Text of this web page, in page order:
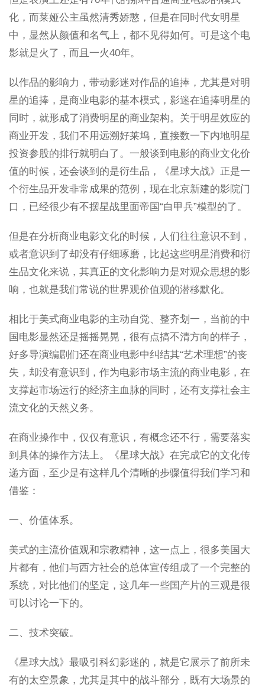
化，而莱娅公主虽然清秀娇憨，但是在同时代女明星
中，显然从颜值和名气上，都不见得如何。可是这个电
影就是火了，而且一火40年。
以作品的影响力，带动影迷对作品的追捧，尤其是对明
星的追捧，是商业电影的基本模式，影迷在追捧明星的
同时，就形成了消费明星的商业架构。关于明星效应的
商业开发，我们不用远溯好莱坞，直接数一下内地明星
投资参股的排行就明白了。一般谈到电影的商业文化价
值的时候，还会谈到的是衍生品，《星球大战》正是一
个衍生品开发非常成果的范例，现在北京新建的影院门
口，已经很少有不摆星战里面帝国“白甲兵”模型的了。
但是在分析商业电影文化的时候，人们往往意识不到，
或者意识到了却没有仔细琢磨，比起这些明星消费和衍
生品文化来说，其真正的文化影响力是对观众思想的影
响，也就是我们常说的世界观价值观的潜移默化。
相比于美式商业电影的主动自觉、整齐划一，当前的中
国电影显然还是摇摇晃晃，很有点搞不清方向的样子，
好多导演编剧们还在商业电影中纠结其“艺术理想”的丧
失，却没有意识到，作为电影市场主流的商业电影，在
支撑起市场运行的经济主血脉的同时，还有支撑社会主
流文化的天然义务。
在商业操作中，仅仅有意识，有概念还不行，需要落实
到具体的操作方法上。《星球大战》在完成它的文化传
递方面，至少是有这样几个清晰的步骤值得我们学习和
借鉴：
一、价值体系。
美式的主流价值观和宗教精神，这一点上，很多美国大
片都有，他们与西方社会的总体宣传组成了一个完整的
系统，对比他们的坚定，这几年一些国产片的三观是很
可以讨论一下的。
二、技术突破。
《星球大战》最吸引科幻影迷的，就是它展示了前所未
有的太空景象，尤其是其中的战斗部分，既有大场景的